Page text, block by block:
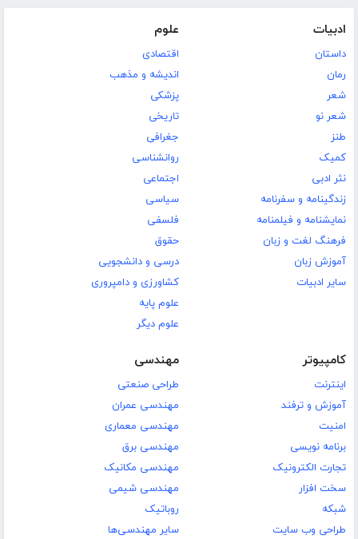
ادبیات
داستان
رمان
شعر
شعر نو
طنز
کمیک
نثر ادبی
زندگینامه و سفرنامه
نمایشنامه و فیلمنامه
فرهنگ لغت و زبان
آموزش زبان
سایر ادبیات
علوم
اقتصادی
اندیشه و مذهب
پزشکی
تاریخی
جغرافی
روانشناسی
اجتماعی
سیاسی
فلسفی
حقوق
درسی و دانشجویی
کشاورزی و دامپروری
علوم پایه
علوم دیگر
کامپیوتر
اینترنت
آموزش و ترفند
امنیت
برنامه نویسی
تجارت الکترونیک
سخت افزار
شبکه
طراحی وب سایت
مهندسی
طراحی صنعتی
مهندسی عمران
مهندسی معماری
مهندسی برق
مهندسی مکانیک
مهندسی شیمی
روباتیک
سایر مهندسی‌ها